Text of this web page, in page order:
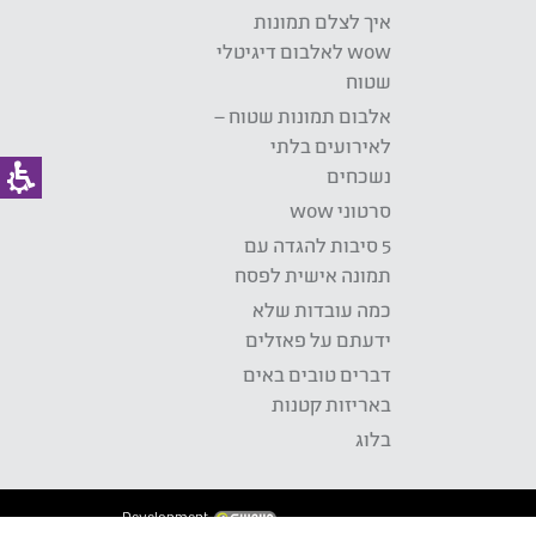
איך לצלם תמונות
wow לאלבום דיגיטלי
שטוח
אלבום תמונות שטוח –
לאירועים בלתי
נשכחים
סרטוני wow
5 סיבות להגדה עם
תמונה אישית לפסח
כמה עובדות שלא
ידעתם על פאזלים
דברים טובים באים
באריזות קטנות
בלוג
Development: